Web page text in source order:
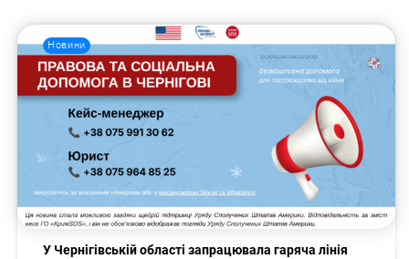
Новини
У Чернігівській області запрацювала гаряча лінія